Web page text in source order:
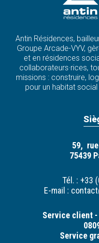
Antin Résidences,
Groupe Arcade-VYV,
et en résidences
collaborateurs·rices,
missions : construire,
pour un habitat
59,
75439
Tél. : +33
E-mail :
Service client
Service